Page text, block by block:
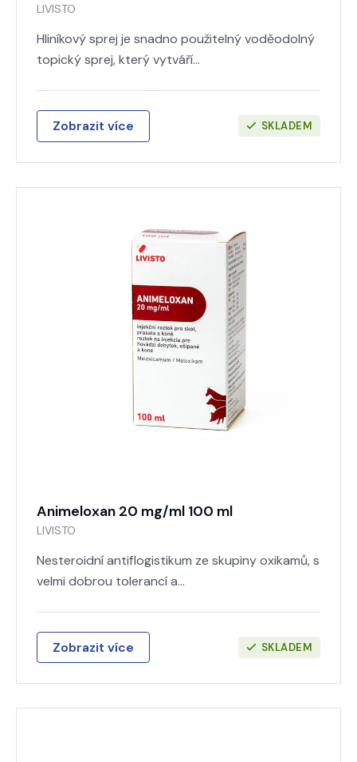
LIVISTO
Hliníkový sprej je snadno použitelný voděodolný
topický sprej, který vytváří…
Zobrazit více SKLADEM
Animeloxan 20 mg/ml 100 ml
LIVISTO
Nesteroidní antiflogistikum ze skupiny oxikamů, s
velmi dobrou tolerancí a…
Zobrazit více SKLADEM